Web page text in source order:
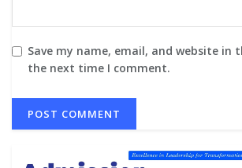
Save my name, email, and website in
the next time I comment.